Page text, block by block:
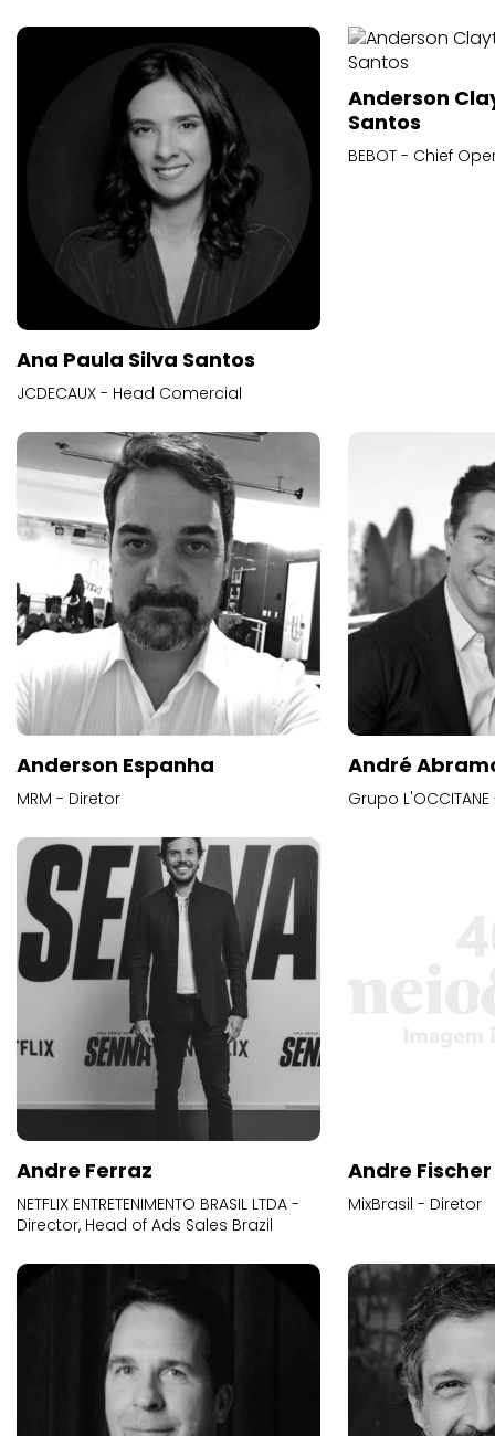
Ana Paula Silva Santos
JCDECAUX - Head Comercial
Anderson
Santos
BEBOT - Chief
Anderson Espanha
MRM - Diretor
André
Grupo
Andre Ferraz
NETFLIX ENTRETENIMENTO BRASIL LTDA -
Director, Head of Ads Sales Brazil
Andre Fischer
MixBrasil - Diretor